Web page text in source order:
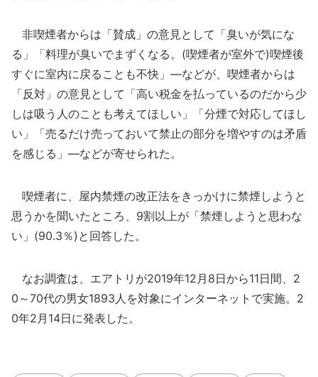
非喫煙者からは「賛成」の意見として「臭いが気にな
る」「料理が臭いでまずくなる。(喫煙者が室外で)喫煙後
すぐに室内に戻ることも不快」―などが、喫煙者からは
「反対」の意見として「高い税金を払っているのだから少
しは吸う人のことも考えてほしい」「分煙で対応してほし
い」「売るだけ売っておいて禁止の部分を増やすのは矛盾
を感じる」―などが寄せられた。
喫煙者に、屋内禁煙の改正法をきっかけに禁煙しようと
思うかを聞いたところ、9割以上が「禁煙しようと思わな
い」(90.3％)と回答した。
なお調査は、エアトリが2019年12月8日から11日間、2
0～70代の男女1893人を対象にインターネットで実施。2
0年2月14日に発表した。